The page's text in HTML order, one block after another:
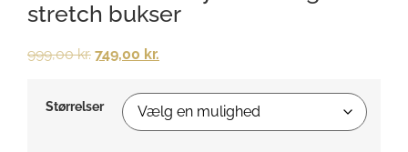
stretch bukser
999,00kr. 749,00 kr.
Størrelser